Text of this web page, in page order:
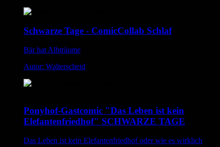
Schwarze Tage - ComicCollab Schlaf
Bär hat Albträume
Autor: Walterscheid
Ponyhof-Gastcomic "Das Leben ist kein
Elefantenfriedhof" SCHWARZE TAGE
Das Leben ist kein Elefantenfriedhof oder wie es wirklich